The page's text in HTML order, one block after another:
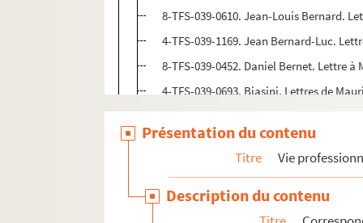
8-TFS-039-0610. Jean-Louis Bernard.
4-TFS-039-1169. Jean Bernard-Luc.
8-TFS-039-0452. Daniel Bernet. Lettre
4-TFS-039-0693. Biasini. Lettres de
8-TFS-039-0614. Suzanne Bing. Lettre
8-TFS-039-0501. François Bloch-Lainé.
4-TFS-039-1697. Françoise Bordes.
8-TFS-039-0410. Christian Bouillette.
8-TFS-039-0317. Pierre Brive. Lettres à
Présentation du contenu
Titre Vie
Description du contenu